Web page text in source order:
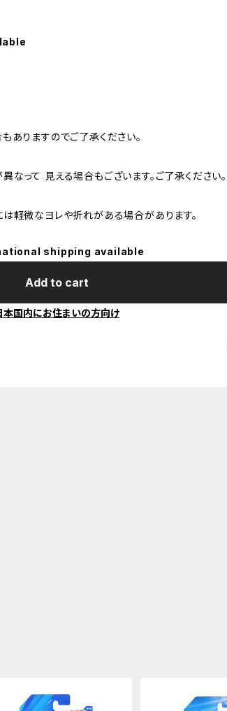
ありますのでご了承ください。
って 見える場合もございます。ご了承ください。
軽微なヨレや折れがある場合があります。
shipping available
Add to cart
本国内にお住まいの方向け